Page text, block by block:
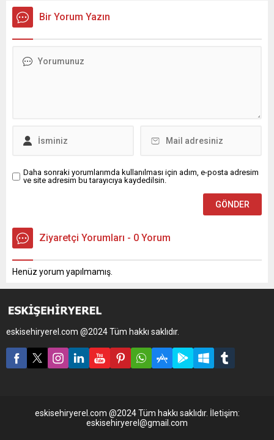
Bir Yorum Yazın
Daha sonraki yorumlarımda kullanılması için adım, e-posta adresim
ve site adresim bu tarayıcıya kaydedilsin.
Ziyaretçi Yorumları - 0 Yorum
Henüz yorum yapılmamış.
eskisehiryerel.com @2024 Tüm hakkı saklıdır.
eskisehiryerel.com @2024 Tüm hakkı saklıdır. İletişim:
eskisehiryerel@gmail.com